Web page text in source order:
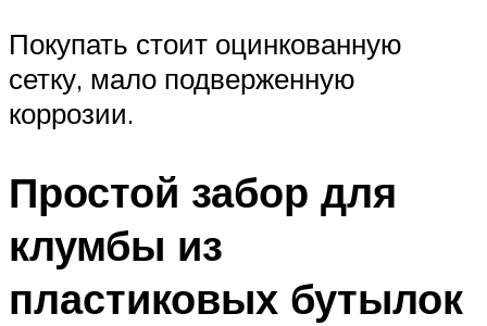
Покупать стоит оцинкованную
сетку, мало подверженную
коррозии.
Простой забор для
клумбы из
пластиковых бутылок